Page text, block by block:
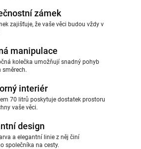
zámek
zajišťuje, že vaše věci budou vždy v
manipulace
kolečka umožňují snadný pohyb
směrech.
interiér
70 litrů poskytuje dostatek prostoru
vaše věci.
design
a elegantní linie z něj činí
společníka na cesty.